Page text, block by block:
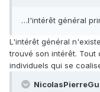
…l'intérêt général
L'intérêt général
trouvé son intérêt.
individuels qui se